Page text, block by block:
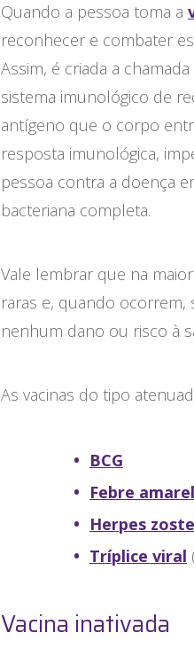
Quando a pessoa toma a
reconhecer e combater
Assim, é criada a
sistema imunológico de
antígeno que o corpo
resposta imunológica,
pessoa contra a doença
bacteriana completa.
Vale lembrar que na
raras e, quando ocorrem,
nenhum dano ou risco à
As vacinas do tipo
BCG
Febre
Herpes
Tríplice viral
Vacina inativada